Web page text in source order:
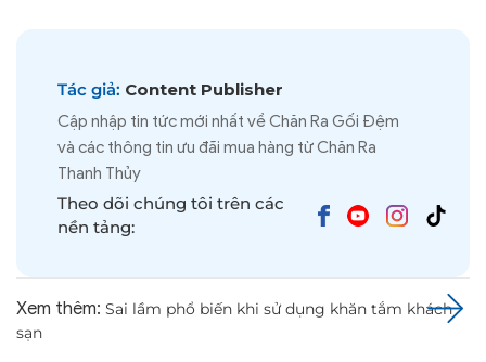
Tác giả: Content Publisher
Cập nhập tin tức mới nhất về Chăn Ra Gối Đệm
và các thông tin ưu đãi mua hàng từ Chăn Ra
Thanh Thủy
Theo dõi chúng tôi trên các
nền tảng:
Xem thêm: Sai lầm phổ biến khi sử dụng khăn tắm khách
sạn